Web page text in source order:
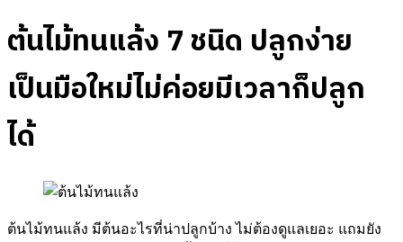
ต้นไม้ทนแล้ง 7 ชนิด ปลูกง่าย
เป็นมือใหม่ไม่ค่อยมีเวลาก็ปลูก
ได้
ต้นไม้ทนแล้ง มีต้นอะไรที่น่าปลูกบ้าง ไม่ต้องดูแลเยอะ แถมยัง